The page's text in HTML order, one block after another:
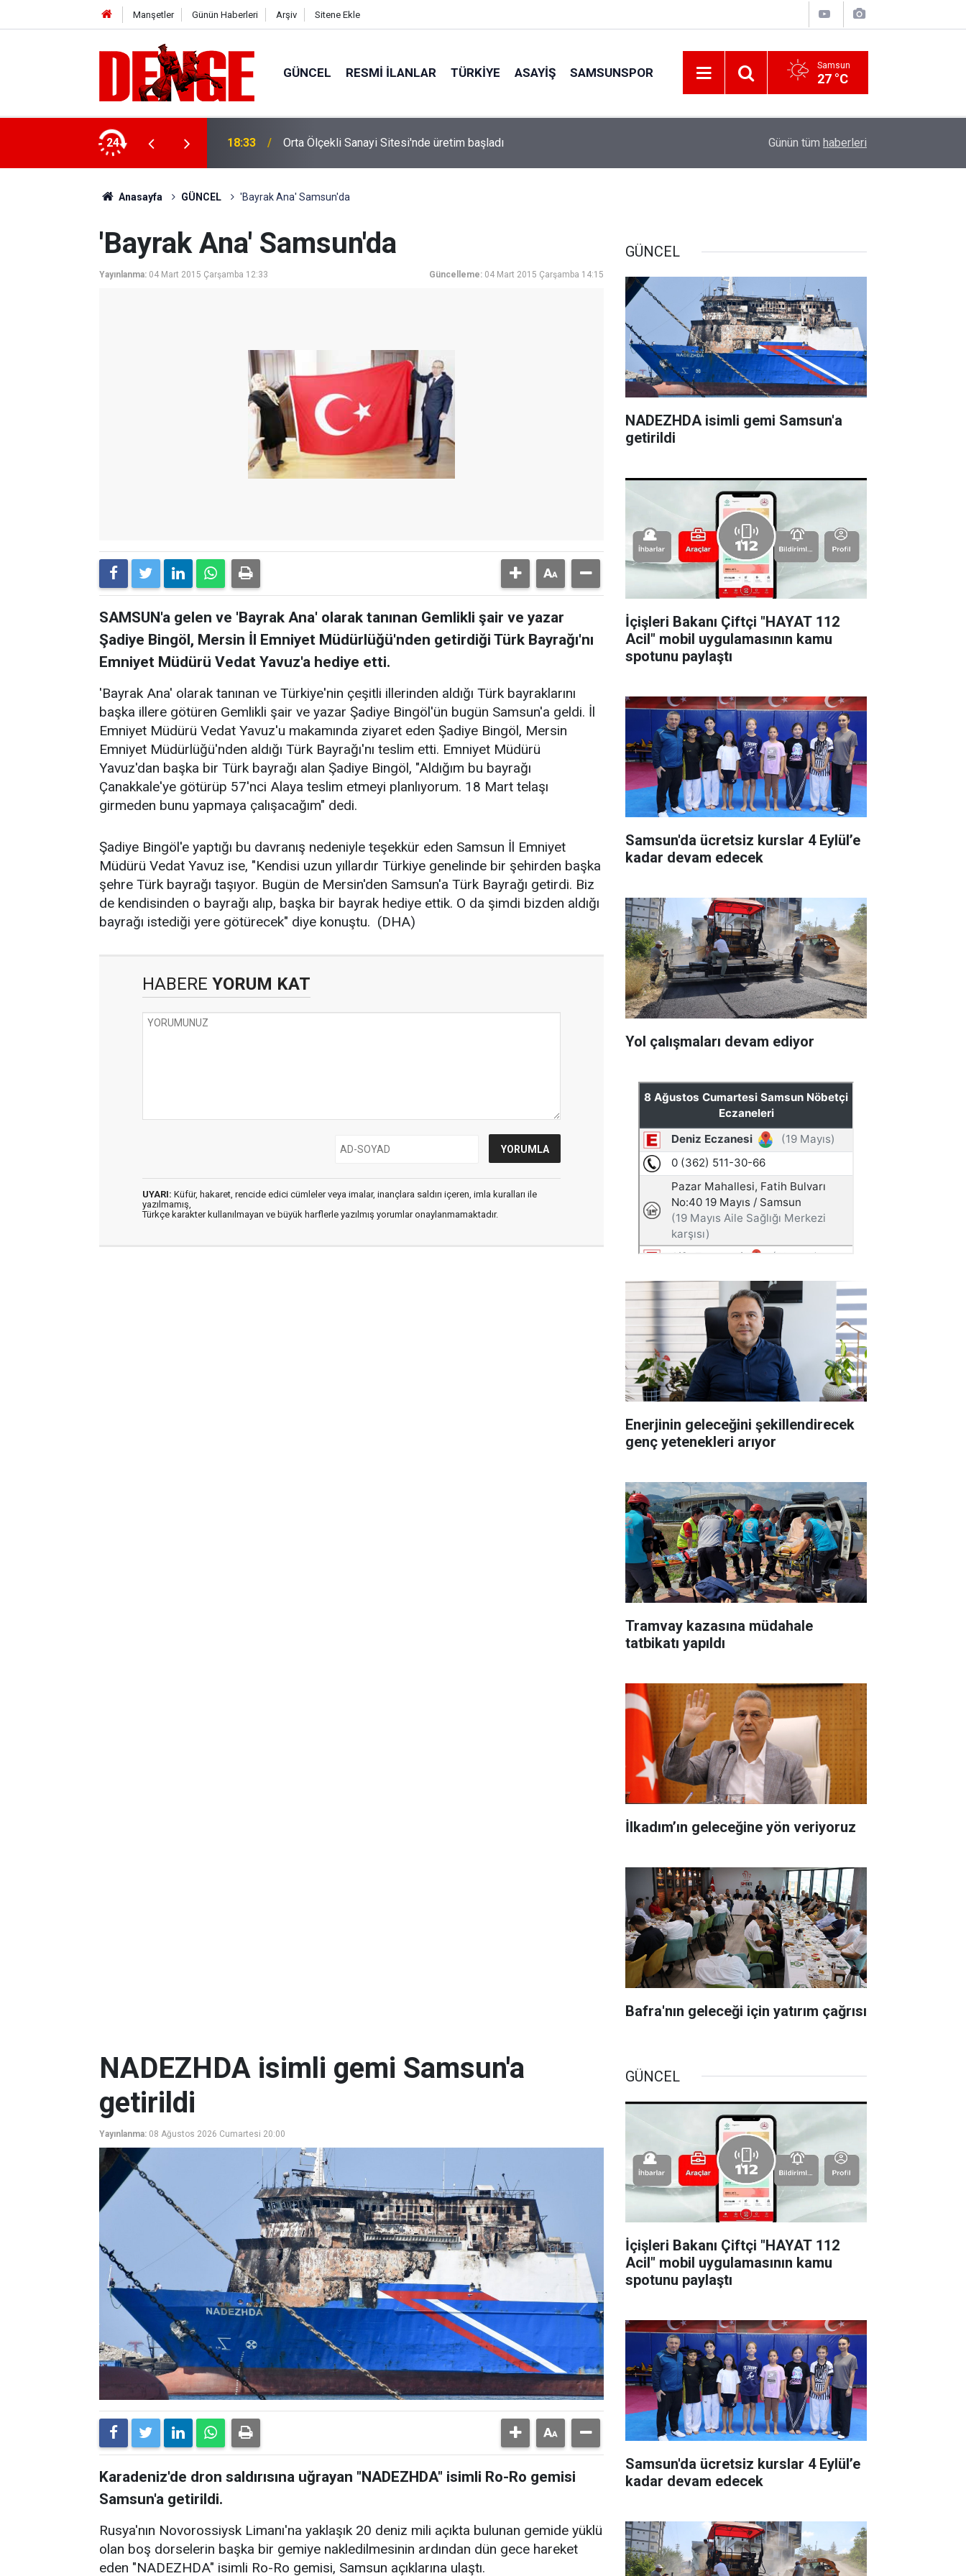
Manşetler Günün Haberleri Arşiv Sitene Ekle
GÜNCEL RESMI İLANLAR TÜRKİYE ASAYİŞ SAMSUNSPOR Samsun
27 °C
24 18:33 Orta Ölçekli Sanayi Sitesi'nde üretim başladı Samsunspor geriden gelerek kazandı
Günün tüm haberleri
Anasayfa GÜNCEL 'Bayrak Ana' Samsun'da
'Bayrak Ana' Samsun'da
Yayınlanma: 04 Mart 2015 Çarşamba 12:33 Güncelleme: 04 Mart 2015 Çarşamba 14:15
SAMSUN'a gelen ve 'Bayrak Ana' olarak tanınan Gemlikli şair ve yazar
Şadiye Bingöl, Mersin İl Emniyet Müdürlüğü'nden getirdiği Türk Bayrağı'nı
Emniyet Müdürü Vedat Yavuz'a hediye etti.
'Bayrak Ana' olarak tanınan ve Türkiye'nin çeşitli illerinden aldığı Türk bayraklarını
başka illere götüren Gemlikli şair ve yazar Şadiye Bingöl'ün bugün Samsun'a geldi. İl
Emniyet Müdürü Vedat Yavuz'u makamında ziyaret eden Şadiye Bingöl, Mersin
Emniyet Müdürlüğü'nden aldığı Türk Bayrağı'nı teslim etti. Emniyet Müdürü
Yavuz'dan başka bir Türk bayrağı alan Şadiye Bingöl, "Aldığım bu bayrağı
Çanakkale'ye götürüp 57'nci Alaya teslim etmeyi planlıyorum. 18 Mart telaşı
girmeden bunu yapmaya çalışacağım" dedi.
Şadiye Bingöl'e yaptığı bu davranış nedeniyle teşekkür eden Samsun İl Emniyet
Müdürü Vedat Yavuz ise, "Kendisi uzun yıllardır Türkiye genelinde bir şehirden başka
şehre Türk bayrağı taşıyor. Bugün de Mersin'den Samsun'a Türk Bayrağı getirdi. Biz
de kendisinden o bayrağı alıp, başka bir bayrak hediye ettik. O da şimdi bizden aldığı
bayrağı istediği yere götürecek" diye konuştu. (DHA)
HABERE YORUM KAT
UYARI: Küfür, hakaret, rencide edici cümleler veya imalar, inançlara saldırı içeren, imla kuralları ile
yazılmamış,
Türkçe karakter kullanılmayan ve büyük harflerle yazılmış yorumlar onaylanmamaktadır.
GÜNCEL
NADEZHDA isimli gemi Samsun'a
getirildi
İçişleri Bakanı Çiftçi "HAYAT 112
Acil" mobil uygulamasının kamu
spotunu paylaştı
Samsun'da ücretsiz kurslar 4 Eylül’e
kadar devam edecek
Yol çalışmaları devam ediyor
Enerjinin geleceğini şekillendirecek
genç yetenekleri arıyor
Tramvay kazasına müdahale
tatbikatı yapıldı
İlkadım’ın geleceğine yön veriyoruz
Bafra'nın geleceği için yatırım çağrısı
NADEZHDA isimli gemi Samsun'a
getirildi
Yayınlanma: 08 Ağustos 2026 Cumartesi 20:00
Karadeniz'de dron saldırısına uğrayan "NADEZHDA" isimli Ro-Ro gemisi
Samsun'a getirildi.
Rusya'nın Novorossiysk Limanı'na yaklaşık 20 deniz mili açıkta bulunan gemide yüklü
olan boş dorselerin başka bir gemiye nakledilmesinin ardından dün gece hareket
eden "NADEZHDA" isimli Ro-Ro gemisi, Samsun açıklarına ulaştı.
GÜNCEL
İçişleri Bakanı Çiftçi "HAYAT 112
Acil" mobil uygulamasının kamu
spotunu paylaştı
Samsun'da ücretsiz kurslar 4 Eylül’e
kadar devam edecek